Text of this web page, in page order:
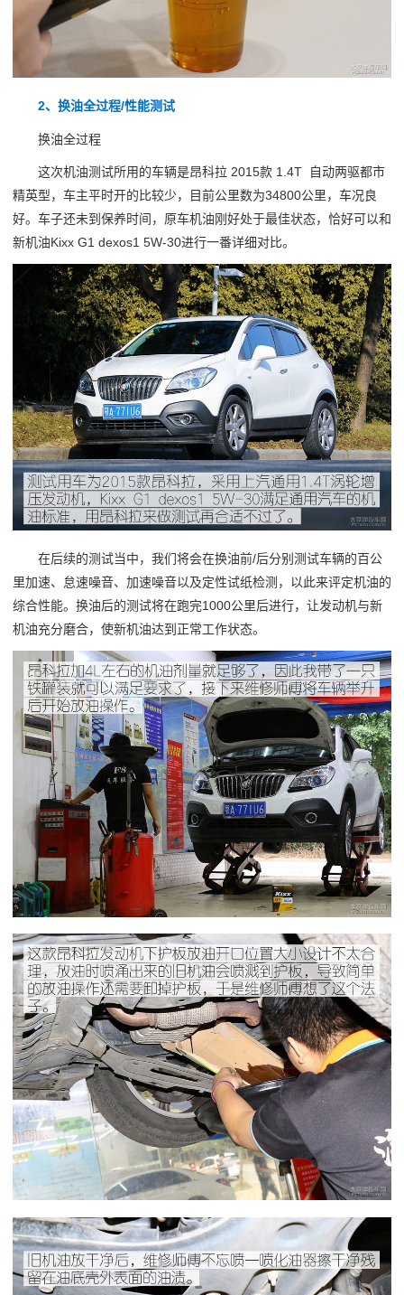
2、换油全过程/性能测试
换油全过程
这次机油测试所用的车辆是昂科拉 2015款 1.4T 自动两驱都市
精英型，车主平时开的比较少，目前公里数为34800公里，车况良
好。车子还未到保养时间，原车机油刚好处于最佳状态，恰好可以和
新机油Kixx G1 dexos1 5W-30进行一番详细对比。
在后续的测试当中，我们将会在换油前/后分别测试车辆的百公
里加速、怠速噪音、加速噪音以及定性试纸检测，以此来评定机油的
综合性能。换油后的测试将在跑完1000公里后进行，让发动机与新
机油充分磨合，使新机油达到正常工作状态。